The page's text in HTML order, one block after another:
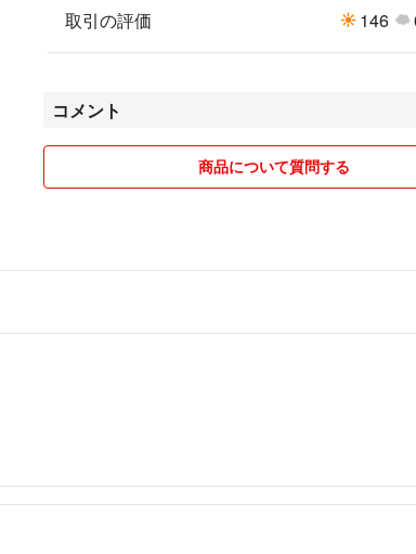
取引の評価 146
コメント
商品について質問する